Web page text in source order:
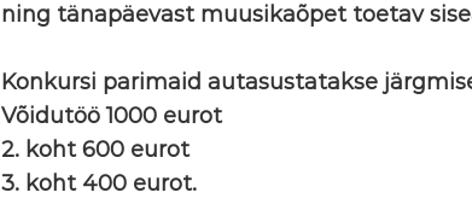
ning tänapäevast muusikaõpet toetav
Konkursi parimaid autasustatakse
Võidutöö 1000 eurot
2. koht 600 eurot
3. koht 400 eurot.